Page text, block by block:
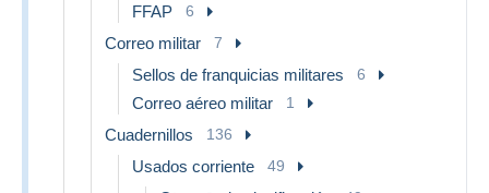
FFAP 6
Correo militar 7
Sellos de franquicias militares 6
Correo aéreo militar 1
Cuadernillos 136
Usados corriente 49